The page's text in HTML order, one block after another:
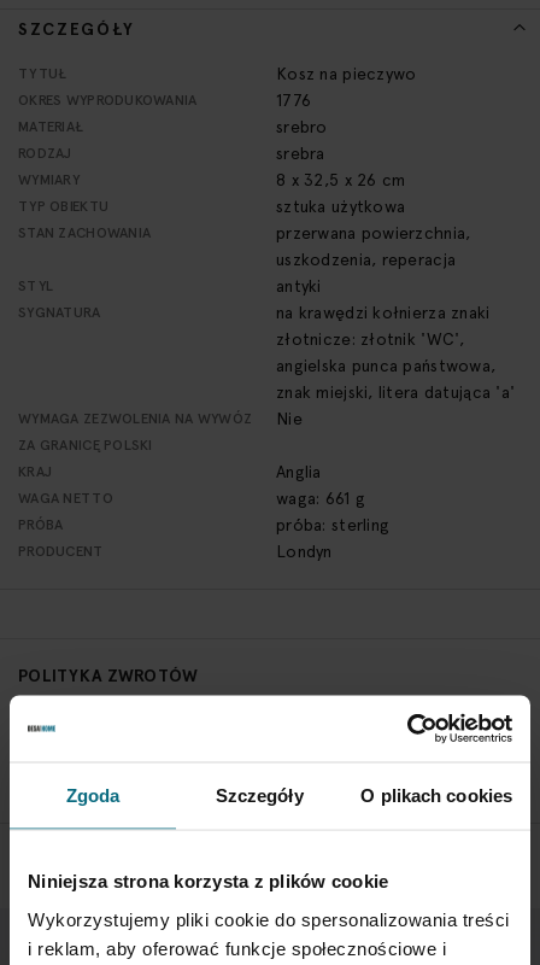
Zgoda Szczegóły O plikach cookies
Niniejsza strona korzysta z plików cookie
Wykorzystujemy pliki cookie do spersonalizowania treści
i reklam, aby oferować funkcje społecznościowe i
SZCZEGÓŁY
Więcej
informacji
TYTUŁ Kosz na pieczywo
OKRES WYPRODUKOWANIA 1776
MATERIAŁ srebro
RODZAJ srebra
WYMIARY 8 x 32,5 x 26 cm
TYP OBIEKTU sztuka użytkowa
STAN ZACHOWANIA
przerwana powierzchnia,
uszkodzenia, reperacja
STYL antyki
SYGNATURA
na krawędzi kołnierza znaki
złotnicze: złotnik 'WC',
angielska punca państwowa,
znak miejski, litera datująca 'a'
WYMAGA ZEZWOLENIA NA WYWÓZ
ZA GRANICĘ POLSKI
Nie
KRAJ Anglia
WAGA NETTO waga: 661 g
PRÓBA próba: sterling
PRODUCENT Londyn
POLITYKA ZWROTÓW
Aby zwrócić obiekt skontaktuj się z Biurem Obsługi w ciągu 3
SPRAWDŹ SZCZEGÓŁY